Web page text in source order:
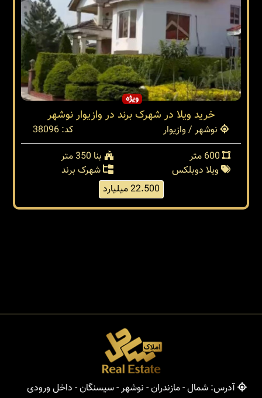
ویژه
خرید ویلا در شهرک برند در وازیوار نوشهر
نوشهر / وازیوار
کد: 38096
بنا 350 متر
ویلا دوبلکس
شهرک برند
22.500 میلیارد
آدرس: شمال - مازندران - نوشهر - سیسنگان - داخل ورودی